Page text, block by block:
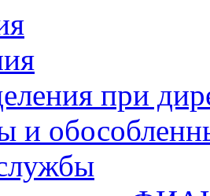
при
и